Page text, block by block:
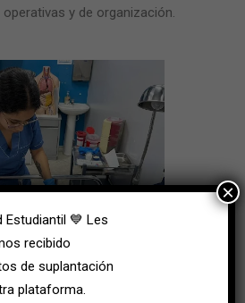
y de organización.
en cada formación?
Estudiantil 💙 Les
recibido
de suplantación
plataforma.
×